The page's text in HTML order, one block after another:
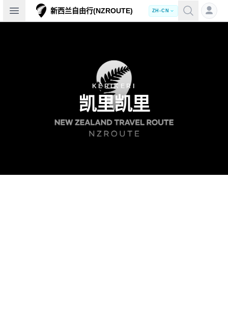
Open sidebar新西兰自由行(NZROUTE) ZH-CN
KERIKERI
凯里凯里